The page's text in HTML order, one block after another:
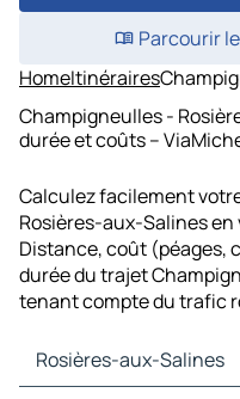
Parcourir
HomeItinéraires
Champigneulles -
durée et coûts –
Calculez facilement
Rosières-aux-Salines
Distance, coût (péages,
durée du trajet
tenant compte du trafic
Rosières-aux-Salines